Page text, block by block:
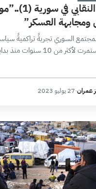
العمل النقابي
ومجابهة العسكر”
السوري تجربةً تراكميةً
حقيقية استمرت لأكثر من 10
عمران·27 يوليو 2023